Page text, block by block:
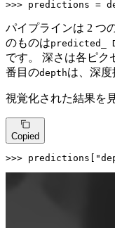
>>> predictions =
パイプラインは 2 つ
のものはpredicted_
です。 深さは各ピク
番目のdepthは、深度
視覚化された結果を
Copied
>>> predictions[